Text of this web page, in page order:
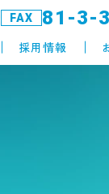
採用情報
FAX 81-3-